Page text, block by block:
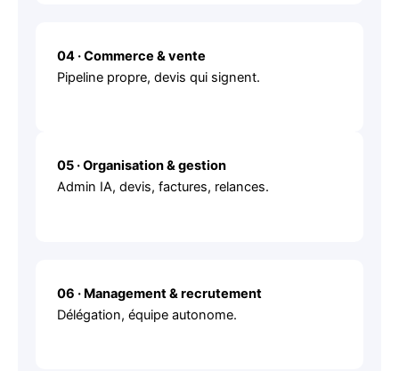
04 · Commerce & vente
Pipeline propre, devis qui signent.
05 · Organisation & gestion
Admin IA, devis, factures, relances.
06 · Management & recrutement
Délégation, équipe autonome.